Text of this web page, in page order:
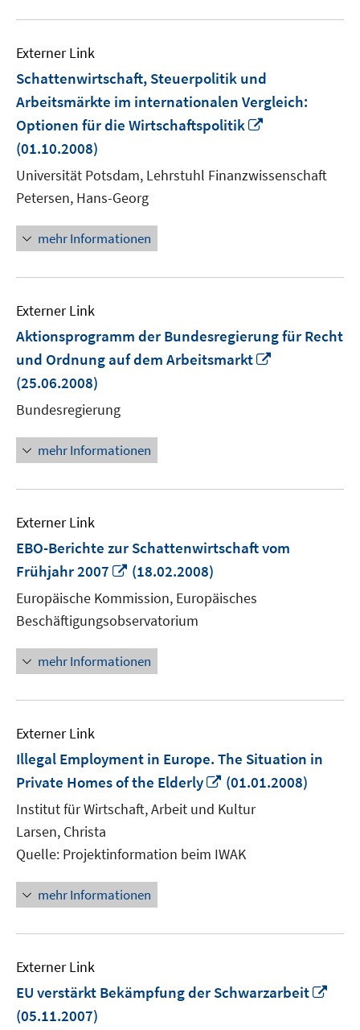
Externer Link
Schattenwirtschaft, Steuerpolitik und
Arbeitsmärkte im internationalen Vergleich:
Optionen für die Wirtschaftspolitik
öffnen
(01.10.2008)
Universität Potsdam, Lehrstuhl Finanzwissenschaft
Petersen, Hans-Georg
mehr Informationen
Externer Link
Aktionsprogramm der Bundesregierung für Recht
und Ordnung auf dem Arbeitsmarkt
(25.06.2008)
Bundesregierung
mehr Informationen
Externer Link
EBO-Berichte zur Schattenwirtschaft vom
Frühjahr 2007
In
neuem
Fenster
öffnen
(18.02.2008)
Europäische Kommission, Europäisches
Beschäftigungsobservatorium
mehr Informationen
Externer Link
Illegal Employment in Europe. The Situation in
Private Homes of the Elderly
In
neuem
Fenster
(01.01.2008)
Institut für Wirtschaft, Arbeit und Kultur
Larsen, Christa
Quelle: Projektinformation beim IWAK
mehr Informationen
Externer Link
EU verstärkt Bekämpfung der Schwarzarbeit
(05.11.2007)